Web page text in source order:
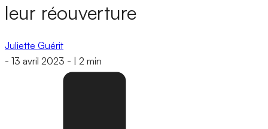
leur réouverture
Juliette Guérit
- 13 avril 2023 - 2 min